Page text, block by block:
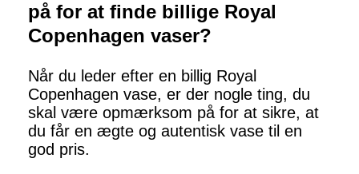
på for at finde billige Royal
Copenhagen vaser?
Når du leder efter en billig Royal
Copenhagen vase, er der nogle ting, du
skal være opmærksom på for at sikre, at
du får en ægte og autentisk vase til en
god pris.